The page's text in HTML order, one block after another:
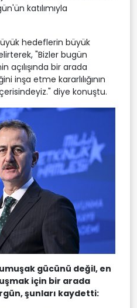
katılımıyla
hedeflerin büyük
"Bizler bugün
açılışında bir arada
inşa etme kararlılığının
diye konuştu.
gücünü değil, en
için bir arada
şunları kaydetti: